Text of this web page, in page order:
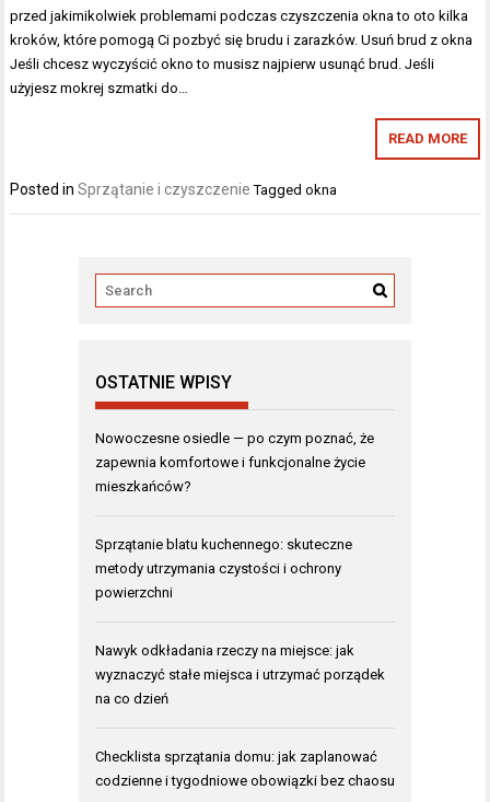
przed jakimikolwiek problemami podczas czyszczenia okna to oto kilka
kroków, które pomogą Ci pozbyć się brudu i zarazków. Usuń brud z okna
Jeśli chcesz wyczyścić okno to musisz najpierw usunąć brud. Jeśli
użyjesz mokrej szmatki do…
READ MORE
Posted inSprzątanie i czyszczenie Taggedokna
OSTATNIE WPISY
Nowoczesne osiedle — po czym poznać, że
zapewnia komfortowe i funkcjonalne życie
mieszkańców?
Sprzątanie blatu kuchennego: skuteczne
metody utrzymania czystości i ochrony
powierzchni
Nawyk odkładania rzeczy na miejsce: jak
wyznaczyć stałe miejsca i utrzymać porządek
na co dzień
Checklista sprzątania domu: jak zaplanować
codzienne i tygodniowe obowiązki bez chaosu